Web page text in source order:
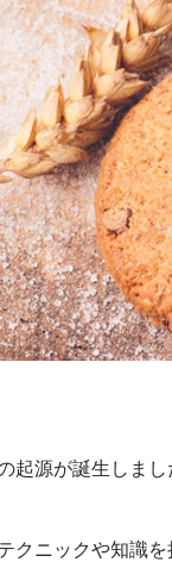
起源が誕生しまし
クニックや知識